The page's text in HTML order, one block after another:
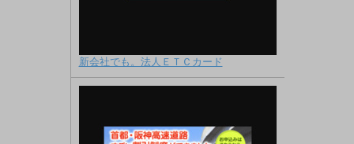
新会社でも。法人ＥＴＣカード